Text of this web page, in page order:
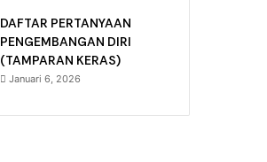
DAFTAR PERTANYAAN
PENGEMBANGAN DIRI
(TAMPARAN KERAS)
Januari 6, 2026